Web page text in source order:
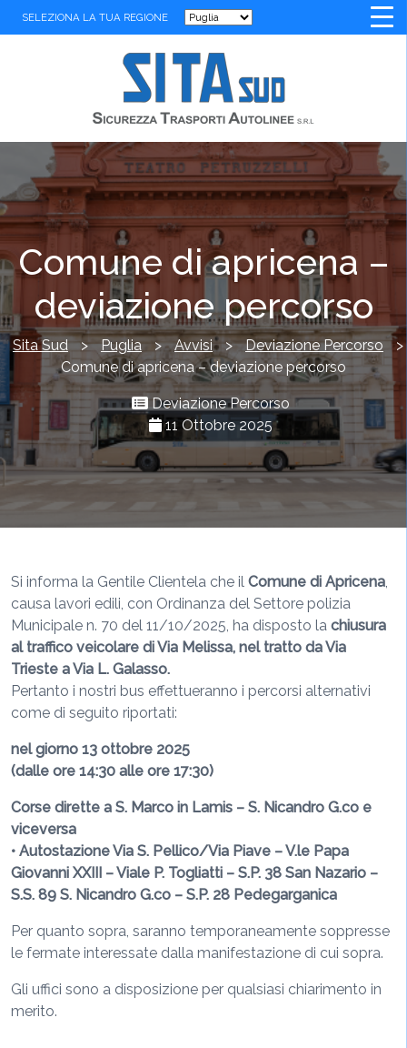
SELEZIONA LA TUA REGIONE
Comune di apricena –
deviazione percorso
Sita Sud > Puglia > Avvisi > Deviazione Percorso
>
Comune di apricena – deviazione percorso
Deviazione Percorso
11 Ottobre 2025
Si informa la Gentile Clientela che il Comune di Apricena,
causa lavori edili, con Ordinanza del Settore polizia
Municipale n. 70 del 11/10/2025, ha disposto la chiusura
al traffico veicolare di Via Melissa, nel tratto da Via
Trieste a Via L. Galasso.
Pertanto i nostri bus effettueranno i percorsi alternativi
come di seguito riportati:
nel giorno 13 ottobre 2025
(dalle ore 14:30 alle ore 17:30)
Corse dirette a S. Marco in Lamis – S. Nicandro G.co e
viceversa
• Autostazione Via S. Pellico/Via Piave – V.le Papa
Giovanni XXIII – Viale P. Togliatti – S.P. 38 San Nazario –
S.S. 89 S. Nicandro G.co – S.P. 28 Pedegarganica
Per quanto sopra, saranno temporaneamente soppresse
le fermate interessate dalla manifestazione di cui sopra.
Gli uffici sono a disposizione per qualsiasi chiarimento in
merito.